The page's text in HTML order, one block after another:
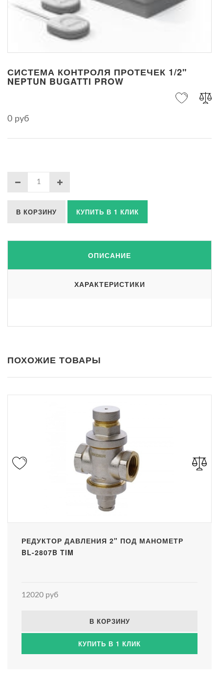
СИСТЕМА КОНТРОЛЯ ПРОТЕЧЕК 1/2"
NEPTUN BUGATTI PROW
0 руб
В КОРЗИНУ КУПИТЬ В 1 КЛИК
ОПИСАНИЕ
ХАРАКТЕРИСТИКИ
ПОХОЖИЕ ТОВАРЫ
РЕДУКТОР ДАВЛЕНИЯ 2" ПОД МАНОМЕТР
BL-2807B TIM
12020 руб
В КОРЗИНУ
КУПИТЬ В 1 КЛИК